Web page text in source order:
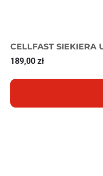
CELLFAST SIEKIERA
189,00 zł